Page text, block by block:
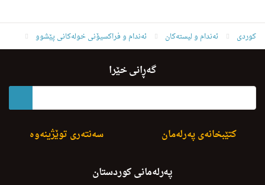
کوردی ئه‌ندام و لیسته‌كان ئەندام و فراکسیۆنی خولەکانی پێشوو
د.ڤالا فرید ابراهیم
گەڕانی خێرا
سەنتەری توێژینەوە کتێبخانەی پەرلەمان
پەرلەمانی کوردستان